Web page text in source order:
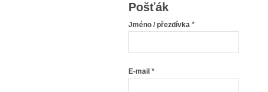
Pošťák
Jméno / přezdívka *
E-mail *